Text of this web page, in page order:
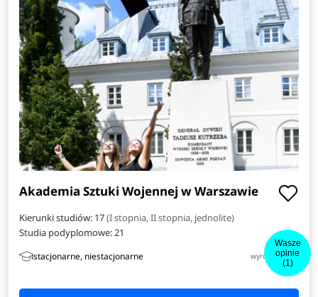
Akademia Sztuki Wojennej w Warszawie
Kierunki studiów: 17(I stopnia, II stopnia, jednolite)
Studia podyplomowe: 21
stacjonarne, niestacjonarne wyróżniony i
Wasze
opinie
(1)